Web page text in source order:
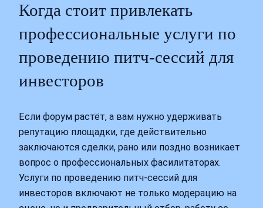
Когда стоит привлекать
профессиональные услуги по
проведению питч-сессий для
инвесторов
Если форум растёт, а вам нужно удерживать
репутацию площадки, где действительно
заключаются сделки, рано или поздно возникает
вопрос о профессиональных фасилитаторах.
Услуги по проведению питч-сессий для
инвесторов включают не только модерацию на